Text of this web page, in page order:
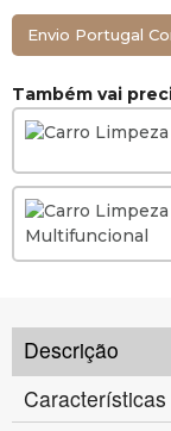
Envio Portugal
Também vai
Descrição
Características